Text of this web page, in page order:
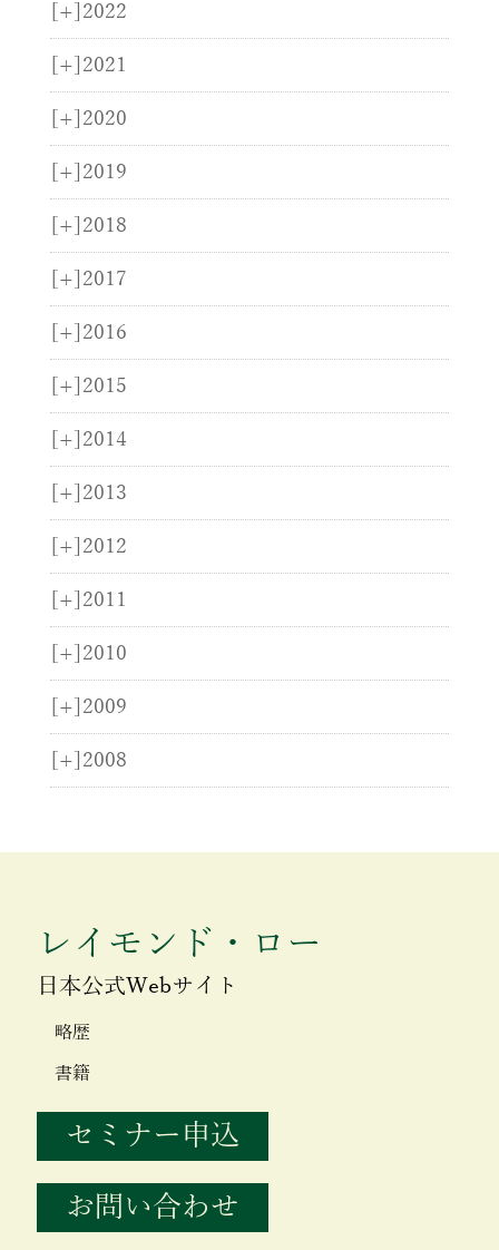
[+] 2022
[+] 2021
[+] 2020
[+] 2019
[+] 2018
[+] 2017
[+] 2016
[+] 2015
[+] 2014
[+] 2013
[+] 2012
[+] 2011
[+] 2010
[+] 2009
[+] 2008
レイモンド・ロー
日本公式Webサイト
略歴
書籍
セミナー申込
お問い合わせ